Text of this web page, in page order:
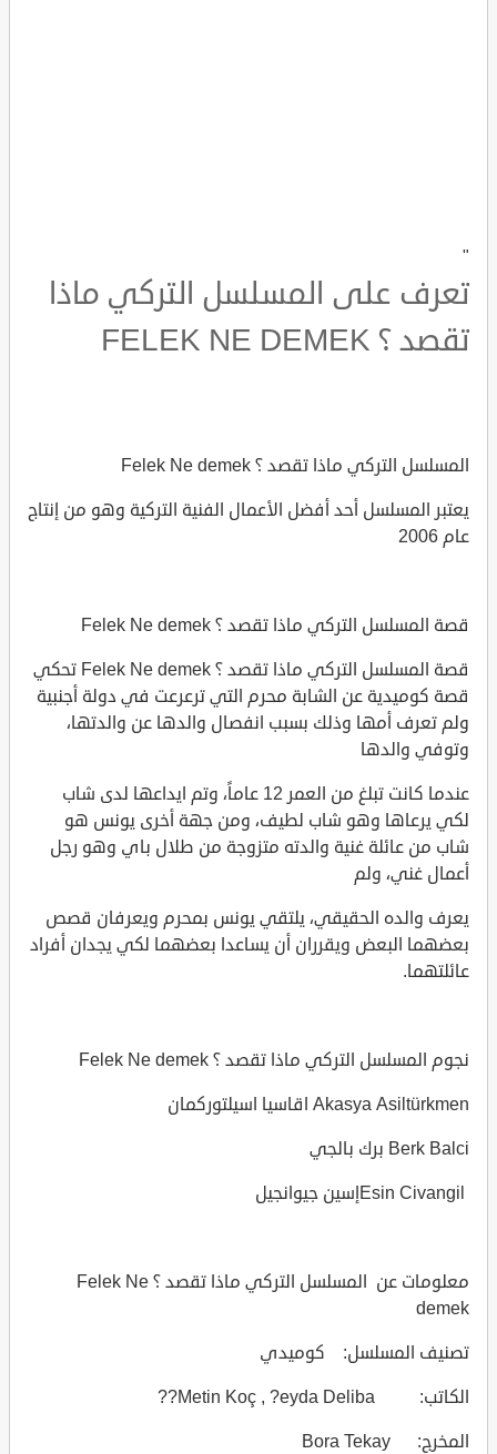
"
تعرف على المسلسل التركي ماذا
تقصد ؟ FELEK NE DEMEK
المسلسل التركي ماذا تقصد ؟ Felek Ne demek
يعتبر المسلسل أحد أفضل الأعمال الفنية التركية وهو من إنتاج
عام 2006
قصة المسلسل التركي ماذا تقصد ؟ Felek Ne demek
قصة المسلسل التركي ماذا تقصد ؟ Felek Ne demek تحكي
قصة كوميدية عن الشابة محرم التي ترعرعت في دولة أجنبية
ولم تعرف أمها وذلك بسبب انفصال والدها عن والدتها،
وتوفي والدها
عندما كانت تبلغ من العمر 12 عاماً، وتم ايداعها لدى شاب
لكي يرعاها وهو شاب لطيف، ومن جهة أخرى يونس هو
شاب من عائلة غنية والدته متزوجة من طلال باي وهو رجل
أعمال غني، ولم
يعرف والده الحقيقي، يلتقي يونس بمحرم ويعرفان قصص
بعضهما البعض ويقرران أن يساعدا بعضهما لكي يجدان أفراد
عائلتهما.
نجوم المسلسل التركي ماذا تقصد ؟ Felek Ne demek
Akasya Asiltürkmen اقاسيا اسيلتوركمان
Berk Balci برك بالجي
معلومات عن المسلسل التركي ماذا تقصد ؟ Felek Ne
demek
تصنيف المسلسل: كوميدي
الكاتب: Metin Koç , ?eyda Deliba??
المخرج: Bora Tekay